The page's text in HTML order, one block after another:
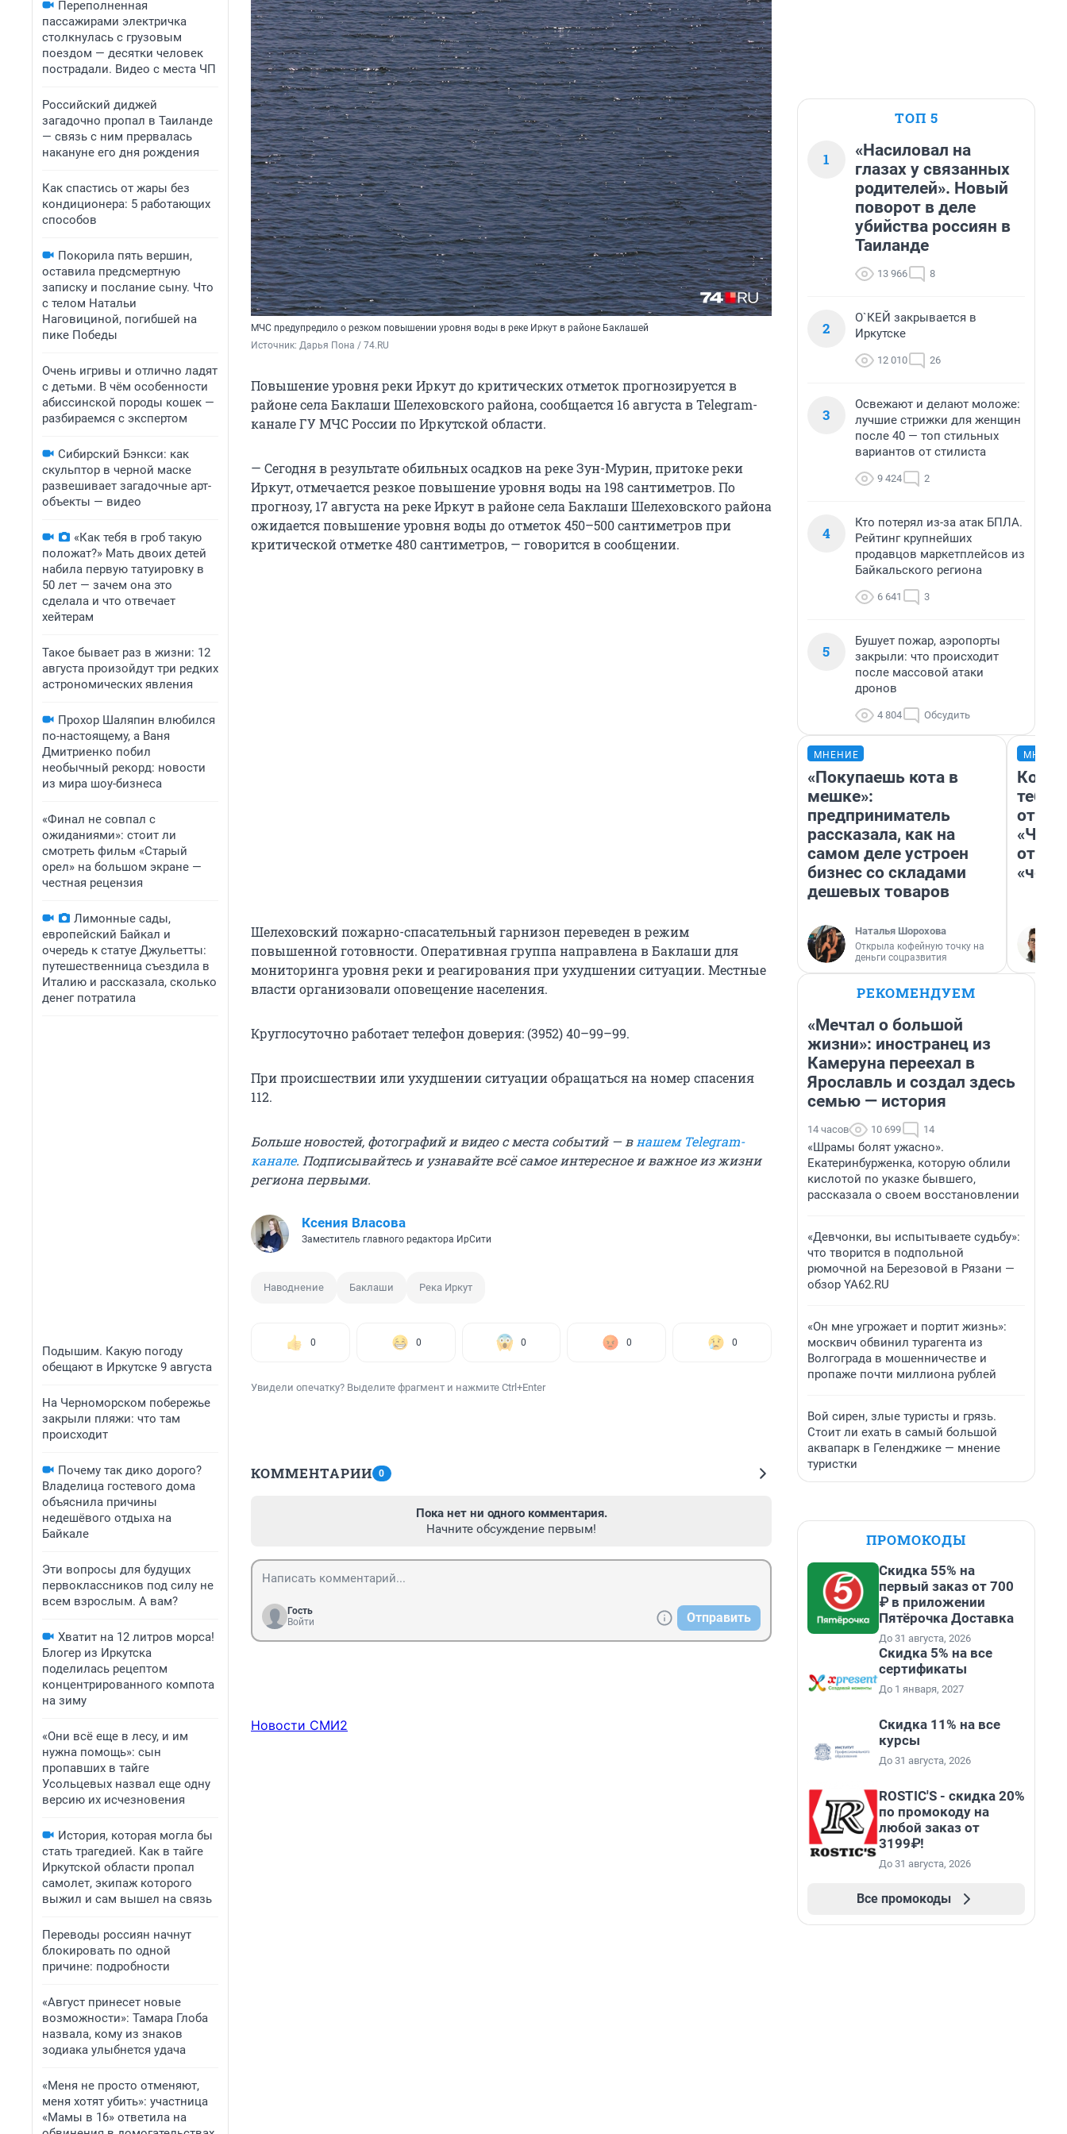
Переполненная
пассажирами электричка
столкнулась с грузовым
поездом — десятки человек
пострадали. Видео с места ЧП
Российский диджей
загадочно пропал в Таиланде
— связь с ним прервалась
накануне его дня рождения
Как спастись от жары без
кондиционера: 5 работающих
способов
Покорила пять вершин,
оставила предсмертную
записку и послание сыну. Что
с телом Натальи
Наговициной, погибшей на
пике Победы
Очень игривы и отлично ладят
с детьми. В чём особенности
абиссинской породы кошек —
разбираемся с экспертом
Сибирский Бэнкси: как
скульптор в черной маске
развешивает загадочные арт-
объекты — видео
«Как тебя в гроб такую
положат?» Мать двоих детей
набила первую татуировку в
50 лет — зачем она это
сделала и что отвечает
хейтерам
Такое бывает раз в жизни: 12
августа произойдут три редких
астрономических явления
Прохор Шаляпин влюбился
по-настоящему, а Ваня
Дмитриенко побил
необычный рекорд: новости
из мира шоу-бизнеса
«Финал не совпал с
ожиданиями»: стоит ли
смотреть фильм «Старый
орел» на большом экране —
честная рецензия
Лимонные сады,
европейский Байкал и
очередь к статуе Джульетты:
путешественница съездила в
Италию и рассказала, сколько
денег потратила
Подышим. Какую погоду
обещают в Иркутске 9 августа
На Черноморском побережье
закрыли пляжи: что там
происходит
Почему так дико дорого?
Владелица гостевого дома
объяснила причины
недешёвого отдыха на
Байкале
Эти вопросы для будущих
первоклассников под силу не
всем взрослым. А вам?
Хватит на 12 литров морса!
Блогер из Иркутска
поделилась рецептом
концентрированного компота
на зиму
«Они всё еще в лесу, и им
нужна помощь»: сын
пропавших в тайге
Усольцевых назвал еще одну
версию их исчезновения
История, которая могла бы
стать трагедией. Как в тайге
Иркутской области пропал
самолет, экипаж которого
выжил и сам вышел на связь
Переводы россиян начнут
блокировать по одной
причине: подробности
«Август принесет новые
возможности»: Тамара Глоба
назвала, кому из знаков
зодиака улыбнется удача
«Меня не просто отменяют,
меня хотят убить»: участница
«Мамы в 16» ответила на
МЧС предупредило о резком повышении уровня воды в реке Иркут в районе Баклашей
Источник: Дарья Пона / 74.RU
Повышение уровня реки Иркут до критических отметок прогнозируется в
районе села Баклаши Шелеховского района, сообщается 16 августа в Telegram-
канале ГУ МЧС России по Иркутской области.
— Сегодня в результате обильных осадков на реке Зун-Мурин, притоке реки
Иркут, отмечается резкое повышение уровня воды на 198 сантиметров. По
прогнозу, 17 августа на реке Иркут в районе села Баклаши Шелеховского района
ожидается повышение уровня воды до отметок 450–500 сантиметров при
критической отметке 480 сантиметров, — говорится в сообщении.
Шелеховский пожарно-спасательный гарнизон переведен в режим
повышенной готовности. Оперативная группа направлена в Баклаши для
мониторинга уровня реки и реагирования при ухудшении ситуации. Местные
власти организовали оповещение населения.
Круглосуточно работает телефон доверия: (3952) 40–99–99.
При происшествии или ухудшении ситуации обращаться на номер спасения
112.
Больше новостей, фотографий и видео с места событий — в нашем Telegram-
канале. Подписывайтесь и узнавайте всё самое интересное и важное из жизни
региона первыми.
Ксения Власова
Заместитель главного редактора ИрСити
Наводнение Баклаши Река Иркут
0 0 0 0 0
Увидели опечатку? Выделите фрагмент и нажмите Ctrl+Enter
КОММЕНТАРИИ 0
Пока нет ни одного комментария.
Начните обсуждение первым!
Гость
Войти
Отправить
Новости СМИ2
ТОП 5
1
«Насиловал на
глазах у связанных
родителей». Новый
поворот в деле
убийства россиян в
Таиланде
13 966 8
2
О`КЕЙ закрывается в
Иркутске
12 010 26
3
Освежают и делают моложе:
лучшие стрижки для женщин
после 40 — топ стильных
вариантов от стилиста
9 424 2
4
Кто потерял из-за атак БПЛА.
Рейтинг крупнейших
продавцов маркетплейсов из
Байкальского региона
6 641 3
5
Бушует пожар, аэропорты
закрыли: что происходит
после массовой атаки
дронов
4 804 Обсудить
МНЕНИЕ
«Покупаешь кота в
мешке»:
предприниматель
рассказала, как на
самом деле устроен
бизнес со складами
дешевых товаров
Наталья Шорохова
Открыла кофейную точку на
деньги соцразвития
тебя
РЕКОМЕНДУЕМ
«Мечтал о большой
жизни»: иностранец из
Камеруна переехал в
Ярославль и создал здесь
семью — история
14 часов 10 699 14
«Шрамы болят ужасно».
Екатеринбурженка, которую облили
кислотой по указке бывшего,
рассказала о своем восстановлении
«Девчонки, вы испытываете судьбу»:
что творится в подпольной
рюмочной на Березовой в Рязани —
обзор YA62.RU
«Он мне угрожает и портит жизнь»:
москвич обвинил турагента из
Волгограда в мошенничестве и
пропаже почти миллиона рублей
Вой сирен, злые туристы и грязь.
Стоит ли ехать в самый большой
аквапарк в Геленджике — мнение
туристки
ПРОМОКОДЫ
Скидка 55% на
первый заказ от 700
₽ в приложении
Пятёрочка Доставка
До 31 августа, 2026
Скидка 5% на все
сертификаты
До 1 января, 2027
Скидка 11% на все
курсы
До 31 августа, 2026
ROSTIC'S - скидка 20%
по промокоду на
любой заказ от
3199₽!
До 31 августа, 2026
Все промокоды